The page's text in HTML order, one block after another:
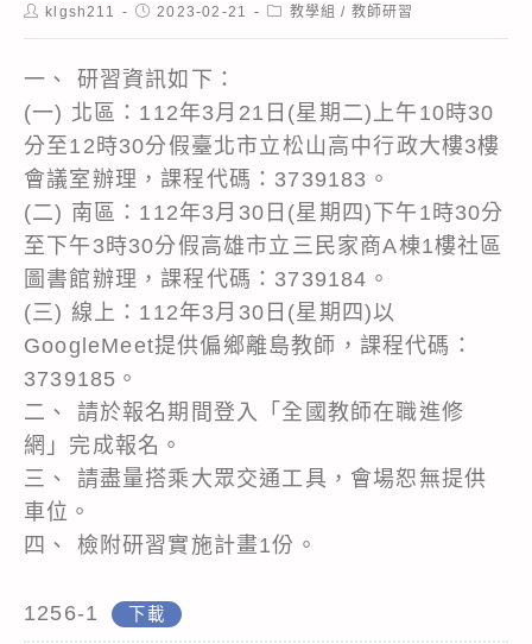
Postklgsh211
Post2023-02-21
Post教學組 / 教師研習
一、 研習資訊如下：
(一) 北區：112年3月21日(星期二)上午10時30
分至12時30分假臺北市立松山高中行政大樓3樓
會議室辦理，課程代碼：3739183。
(二) 南區：112年3月30日(星期四)下午1時30分
至下午3時30分假高雄市立三民家商A棟1樓社區
圖書館辦理，課程代碼：3739184。
(三) 線上：112年3月30日(星期四)以
GoogleMeet提供偏鄉離島教師，課程代碼：
3739185。
二、 請於報名期間登入「全國教師在職進修
網」完成報名。
三、 請盡量搭乘大眾交通工具，會場恕無提供
車位。
四、 檢附研習實施計畫1份。
1256-1 下載